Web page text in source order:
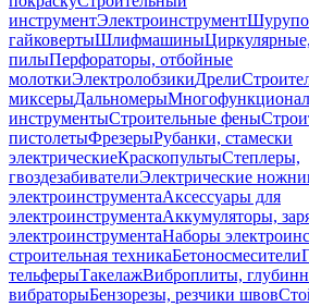
инструментЭлектроинструмент
гайковертыШлифмашины
пилыПерфораторы, отбойные
молоткиЭлектролобзикиДрели
миксерыДальномеры
инструментыСтроительные фены
пистолетыФрезерыРубанки, стамески
электрическиеКраскопультыСтеплеры,
гвоздезабивателиЭлектрические
электроинструментаАксессуары для
электроинструментаАккумуляторы,
электроинструментаНаборы
строительная техникаБетоносмесители
тельферыТакелажВиброплиты,
вибраторыБензорезы, резчики швов